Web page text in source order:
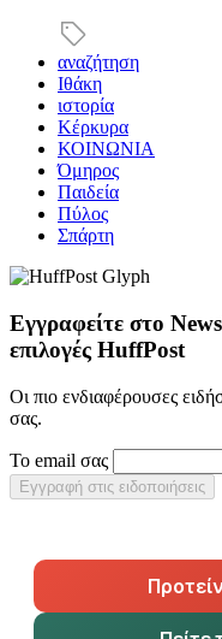
αναζήτηση
Ιθάκη
ιστορία
Κέρκυρα
ΚΟΙΝΩΝΙΑ
Όμηρος
Παιδεία
Πύλος
Σπάρτη
Εγγραφείτε στο
επιλογές HuffPost
Οι πιο ενδιαφέρουσες
σας.
Το email σας
Εγγραφή στις ειδοποιήσεις